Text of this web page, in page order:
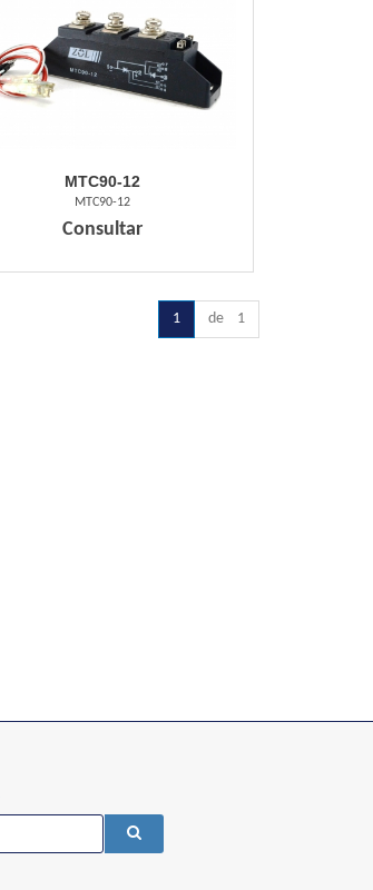
MTC90-12
MTC90-12
Consultar
1 de 1